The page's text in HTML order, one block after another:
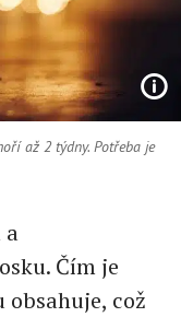
až 2 týdny. Potřeba je
a
Čím je
obsahuje, což